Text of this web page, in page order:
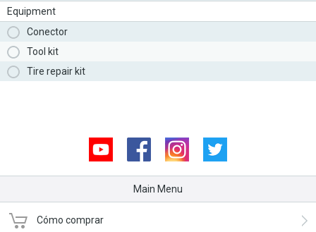
Equipment
Conector
Tool kit
Tire repair kit
Youtube Facebook Instagram
Main Menu
Cómo comprar